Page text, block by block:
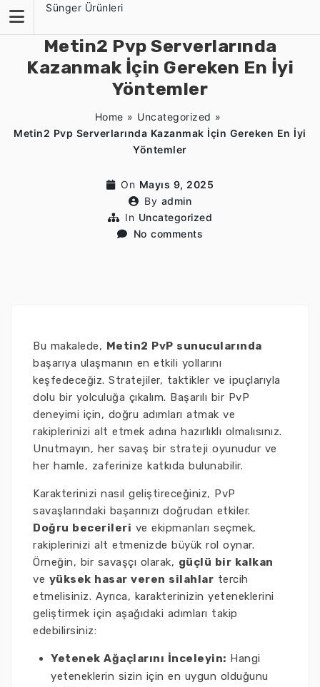
content
Sünger Ürünleri
Metin2 Pvp Serverlarında
Kazanmak İçin Gereken En İyi
Yöntemler
Home » Uncategorized »
Metin2 Pvp Serverlarında Kazanmak İçin Gereken En İyi
Yöntemler
On Mayıs 9, 2025
By admin
In Uncategorized
No comments
Bu makalede, Metin2 PvP sunucularında
başarıya ulaşmanın en etkili yollarını
keşfedeceğiz. Stratejiler, taktikler ve ipuçlarıyla
dolu bir yolculuğa çıkalım. Başarılı bir PvP
deneyimi için, doğru adımları atmak ve
rakiplerinizi alt etmek adına hazırlıklı olmalısınız.
Unutmayın, her savaş bir strateji oyunudur ve
her hamle, zaferinize katkıda bulunabilir.
Karakterinizi nasıl geliştireceğiniz, PvP
savaşlarındaki başarınızı doğrudan etkiler.
Doğru becerileri ve ekipmanları seçmek,
rakiplerinizi alt etmenizde büyük rol oynar.
Örneğin, bir savaşçı olarak, güçlü bir kalkan
ve yüksek hasar veren silahlar tercih
etmelisiniz. Ayrıca, karakterinizin yeteneklerini
geliştirmek için aşağıdaki adımları takip
edebilirsiniz:
Yetenek Ağaçlarını İnceleyin: Hangi
yeteneklerin sizin için en uygun olduğunu